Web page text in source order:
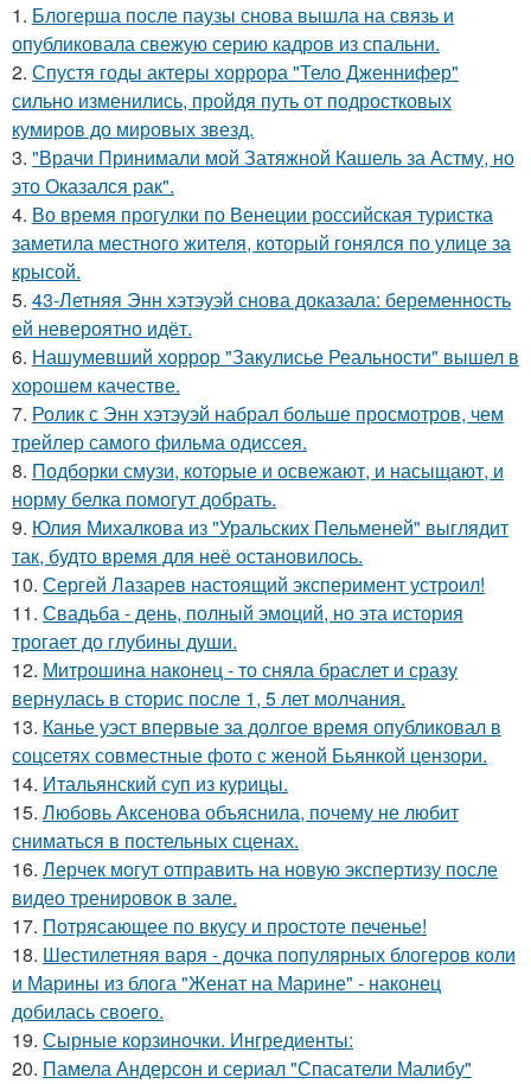
1. Блогерша после паузы снова вышла на связь и
опубликовала свежую серию кадров из спальни.
2. Спустя годы актеры хоррора "Тело Дженнифер"
сильно изменились, пройдя путь от подростковых
кумиров до мировых звезд.
3. "Врачи Принимали мой Затяжной Кашель за Астму, но
это Оказался рак".
4. Во время прогулки по Венеции российская туристка
заметила местного жителя, который гонялся по улице за
крысой.
5. 43-Летняя Энн хэтэуэй снова доказала: беременность
ей невероятно идёт.
6. Нашумевший хоррор "Закулисье Реальности" вышел в
хорошем качестве.
7. Ролик с Энн хэтэуэй набрал больше просмотров, чем
трейлер самого фильма одиссея.
8. Подборки смузи, которые и освежают, и насыщают, и
норму белка помогут добрать.
9. Юлия Михалкова из "Уральских Пельменей" выглядит
так, будто время для неё остановилось.
10. Сергей Лазарев настоящий эксперимент устроил!
11. Свадьба - день, полный эмоций, но эта история
трогает до глубины души.
12. Митрошина наконец - то сняла браслет и сразу
вернулась в сторис после 1, 5 лет молчания.
13. Канье уэст впервые за долгое время опубликовал в
соцсетях совместные фото с женой Бьянкой цензори.
14. Итальянский суп из курицы.
15. Любовь Аксенова объяснила, почему не любит
сниматься в постельных сценах.
16. Лерчек могут отправить на новую экспертизу после
видео тренировок в зале.
17. Потрясающее по вкусу и простоте печенье!
18. Шестилетняя варя - дочка популярных блогеров коли
и Марины из блога "Женат на Марине" - наконец
добилась своего.
19. Сырные корзиночки. Ингредиенты:
20. Памела Андерсон и сериал "Спасатели Малибу"